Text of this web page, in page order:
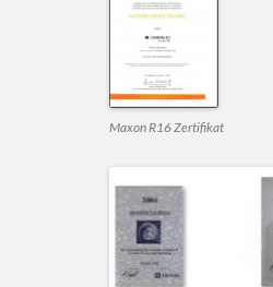
Maxon R16 Zertifikat